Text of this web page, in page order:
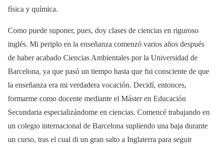
física y química.
Como puede suponer, pues, doy clases de ciencias en riguroso
inglés. Mi periplo en la enseñanza comenzó varios años después
de haber acabado Ciencias Ambientales por la Universidad de
Barcelona, ya que pasó un tiempo hasta que fui consciente de que
la enseñanza era mi verdadera vocación. Decidí, entonces,
formarme como docente mediante el Máster en Educación
Secundaria especializándome en ciencias. Comencé trabajando en
un colegio internacional de Barcelona supliendo una baja durante
un curso, tras el cual di un gran salto a Inglaterra para seguir